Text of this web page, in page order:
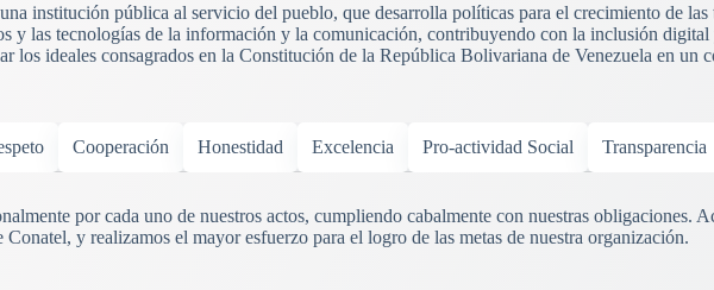
institución pública al servicio del pueblo, que desarrolla políticas para el crecimiento de las
y las tecnologías de la información y la comunicación, contribuyendo con la inclusión
los ideales consagrados en la Constitución de la República Bolivariana de Venezuela en un
Cooperación Honestidad Excelencia Pro-actividad Social Transparencia
por cada uno de nuestros actos, cumpliendo cabalmente con nuestras obligaciones.
Conatel, y realizamos el mayor esfuerzo para el logro de las metas de nuestra organización.